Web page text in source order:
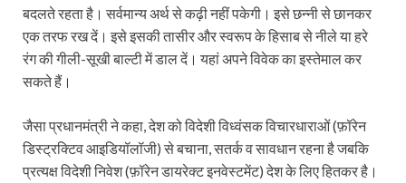
बदलते रहता है। सर्वमान्य अर्थ से कढ़ी नहीं पकेगी। इसे छन्नी से छानकर
एक तरफ रख दें। इसे इसकी तासीर और स्वरूप के हिसाब से नीले या हरे
रंग की गीली-सूखी बाल्टी में डाल दें। यहां अपने विवेक का इस्तेमाल कर
सकते हैं।
जैसा प्रधानमंत्री ने कहा, देश को विदेशी विध्वंसक विचारधाराओं (फ़ॉरेन
डिस्ट्रक्टिव आइडियॉलॉजी) से बचाना, सतर्क व सावधान रहना है जबकि
प्रत्यक्ष विदेशी निवेश (फ़ॉरेन डायरेक्ट इनवेस्टमेंट) देश के लिए हितकर है।